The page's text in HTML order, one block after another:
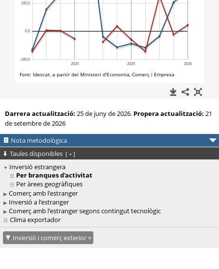
Darrera actualització: 25 de juny de 2026. Propera actualització: 21
de setembre de 2026
Nota metodològica
Taules disponibles [ + ]
Inversió estrangera
Per branques d'activitat
Per àrees geogràfiques
Comerç amb l'estranger
Inversió a l'estranger
Comerç amb l'estranger segons contingut tecnològic
Clima exportador
Inversió i comerç exterior